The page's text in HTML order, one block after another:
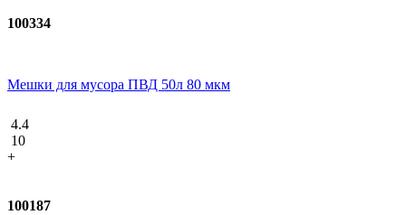
100334
Мешки для мусора ПВД 50л 80 мкм
4.4
10
+
100187